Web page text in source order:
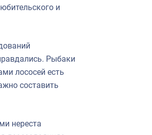
и
Рыбаки
лососей есть
составить
нереста